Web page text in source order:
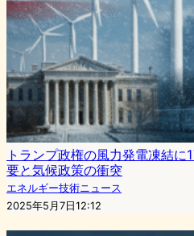
トランプ政権の風力発電凍結
要と気候政策の衝突
エネルギー技術ニュース
2025年5月7日12:12